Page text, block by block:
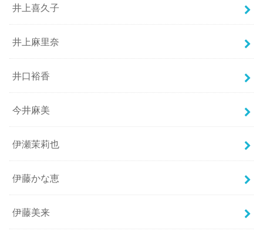
井上喜久子
井上麻里奈
井口裕香
今井麻美
伊瀬茉莉也
伊藤かな恵
伊藤美来